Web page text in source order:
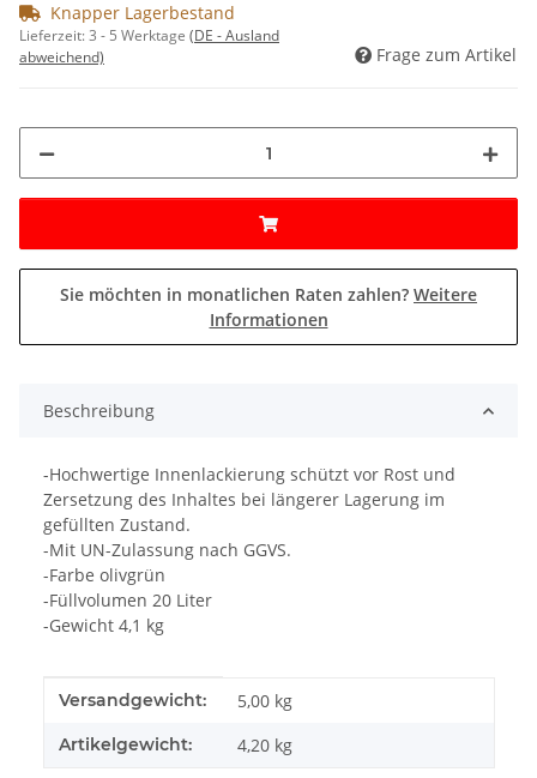
Knapper Lagerbestand
Lieferzeit:3 - 5 Werktage (DE - Ausland
abweichend)
Frage zum Artikel
Sie möchten in monatlichen Raten zahlen? Weitere
Informationen
Beschreibung
-Hochwertige Innenlackierung schützt vor Rost und
Zersetzung des Inhaltes bei längerer Lagerung im
gefüllten Zustand.
-Mit UN-Zulassung nach GGVS.
-Farbe olivgrün
-Füllvolumen 20 Liter
-Gewicht 4,1 kg
Produkteigenschaft
Wert
Versandgewicht: 5,00 kg
Artikelgewicht: 4,20 kg